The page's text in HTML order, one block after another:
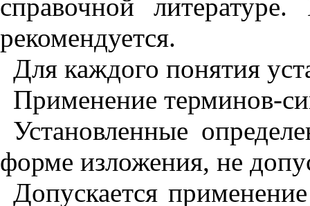
справочной
рекомендуется.
Для каждого понятия
Применение терминов-
Установленные
форме изложения, не
Допускается